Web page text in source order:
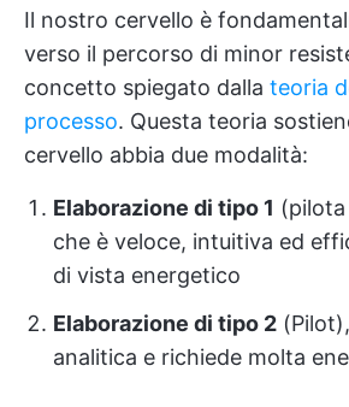
Il nostro cervello è
verso il percorso di minor
concetto spiegato dalla teoria
processo. Questa teoria
cervello abbia due modalità:
Elaborazione di tipo 1
che è veloce, intuitiva ed
di vista energetico
Elaborazione di tipo 2
analitica e richiede molta